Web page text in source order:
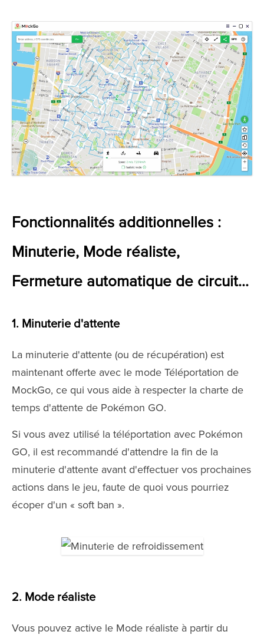
Fonctionnalités additionnelles :
Minuterie, Mode réaliste,
Fermeture automatique de circuit…
1. Minuterie d'attente
La minuterie d'attente (ou de récupération) est
maintenant offerte avec le mode Téléportation de
MockGo, ce qui vous aide à respecter la charte de
temps d'attente de Pokémon GO.
Si vous avez utilisé la téléportation avec Pokémon
GO, il est recommandé d'attendre la fin de la
minuterie d'attente avant d'effectuer vos prochaines
actions dans le jeu, faute de quoi vous pourriez
écoper d'un « soft ban ».
2. Mode réaliste
Vous pouvez active le Mode réaliste à partir du